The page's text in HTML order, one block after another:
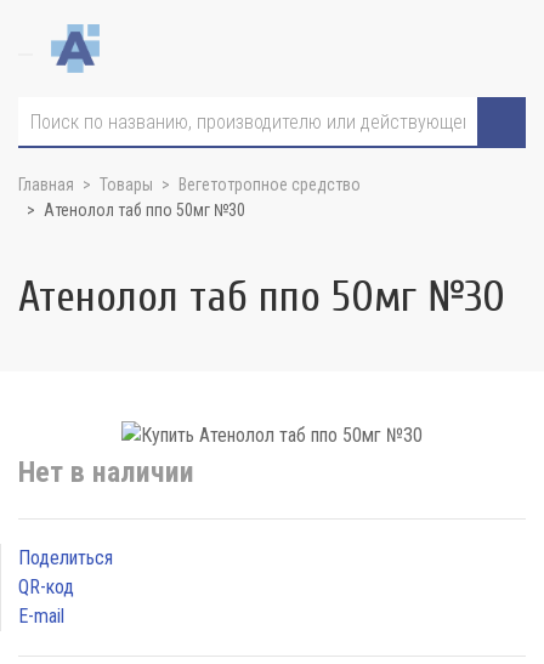
Главная Товары
Вегетотропное средство
Атенолол таб ппо 50мг №30
Атенолол таб ппо 50мг №30
Нет в наличии
Поделиться
QR-код
E-mail